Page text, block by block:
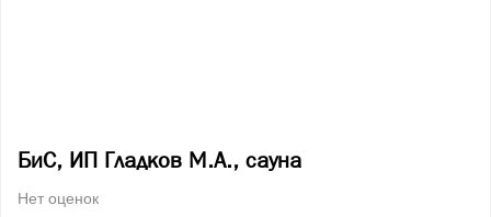
БиС, ИП Гладков М.А., сауна
Нет оценок